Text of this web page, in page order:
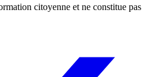
citoyenne et ne constitue pas